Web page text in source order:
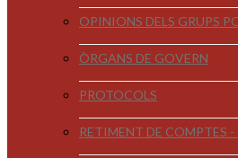
OPINIONS DELS GRUPS
ÒRGANS DE GOVERN
PROTOCOLS
RETIMENT DE COMPTES -